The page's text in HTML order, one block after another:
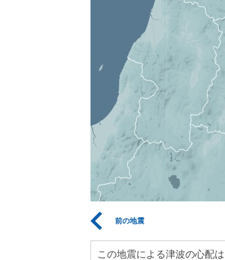
前の地震
この地震による津波の心配は